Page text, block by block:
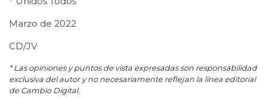
Marzo de 2022
CD/JV
* Las opiniones y puntos de vista expresadas son responsabilidad
exclusiva del autor y no necesariamente reflejan la línea editorial
de Cambio Digital.